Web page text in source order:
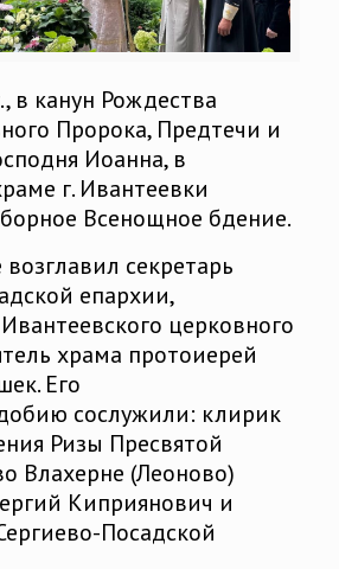
в канун Рождества
Пророка, Предтечи и
Иоанна, в
г. Ивантеевки
Всенощное бдение.
секретарь
епархии,
церковного
храма протоиерей
Его
сослужили: клирик
Ризы Пресвятой
Влахерне (Леоново)
Киприянович и
Посадской